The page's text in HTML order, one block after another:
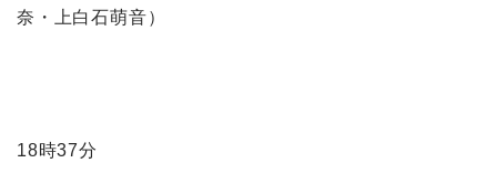
奈・上白石萌音）
18時37分